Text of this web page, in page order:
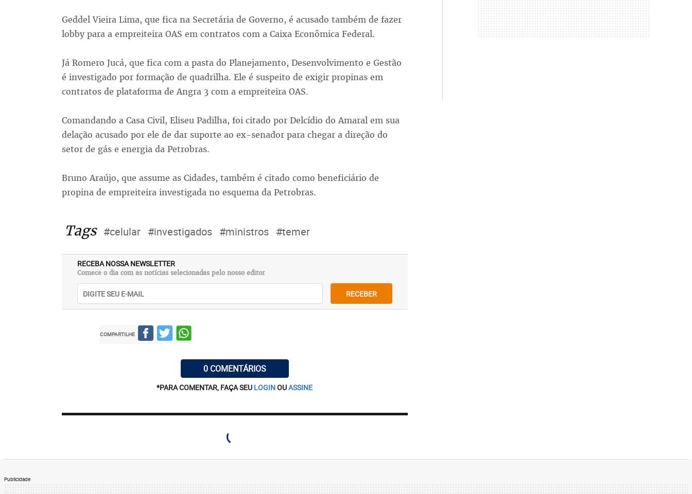
Geddel Vieira Lima, que fica na Secretária de Governo, é acusado também de fazer
lobby para a empreiteira OAS em contratos com a Caixa Econômica Federal.
Já Romero Jucá, que fica com a pasta do Planejamento, Desenvolvimento e Gestão
é investigado por formação de quadrilha. Ele é suspeito de exigir propinas em
contratos de plataforma de Angra 3 com a empreiteira OAS.
Comandando a Casa Civil, Eliseu Padilha, foi citado por Delcídio do Amaral em sua
delação acusado por ele de dar suporte ao ex-senador para chegar a direção do
setor de gás e energia da Petrobras.
Bruno Araújo, que assume as Cidades, também é citado como beneficiário de
propina de empreiteira investigada no esquema da Petrobras.
Tags #celular #investigados #ministros #temer
RECEBA NOSSA NEWSLETTER
Comece o dia com as notícias selecionadas pelo nosso editor
RECEBER
COMPARTILHE
0 COMENTÁRIOS
*PARA COMENTAR, FAÇA SEU LOGINOUASSINE
Publicidade